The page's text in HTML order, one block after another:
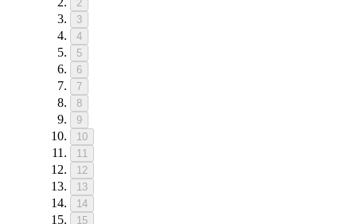
2
3
4
5
6
7
8
9
10
11
12
13
14
15